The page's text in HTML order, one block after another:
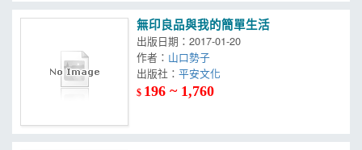
無印良品與我的簡單生活
出版日期：2017-01-20
作者： 山口勢子
出版社：
$ 196 ~ 1,760